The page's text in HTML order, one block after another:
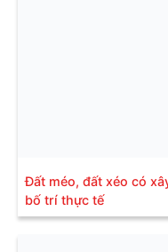
Đất méo, đất xéo có
bố trí thực tế